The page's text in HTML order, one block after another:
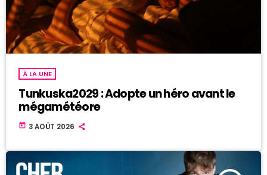
À LA UNE
Tunkuska2029 : Adopte un héro avant le
mégamétéore
today 3 AOÛT 2026